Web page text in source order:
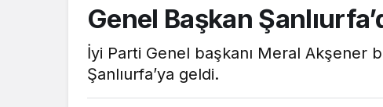
Genel Başkan
İyi Parti Genel başkanı Meral Akşener
Şanlıurfa’ya geldi.